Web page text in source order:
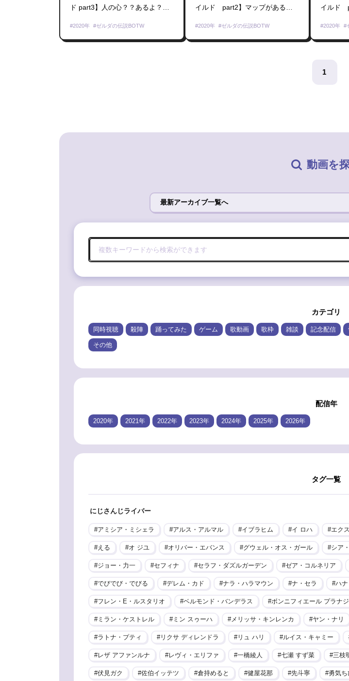
ド part3】人の心？？あるよ？？
尾景】
2020年 ゼルダの伝説BOTW
イルド part2】マップがあるっ
2020年 ゼルダの伝説BOTW
イルド
【ゼル
2020年
1
動画を
最新アーカイブ一覧へ
カテゴリ
同時視聴 殺陣 踊ってみた ゲーム 歌動画 歌枠 雑談 記念配信
その他
配信年
2020年 2021年 2022年 2023年 2024年 2025年 2026年
タグ一覧
にじさんじライバー
アミシア・ミシェラ アルス・アルマル イブラヒム イ ロハ エク
える オ ジユ オリバー・エバンス グウェル・オス・ガール シア
ジョー・力一 セフィナ セラフ・ダズルガーデン ゼア・コルネリア
でびでび・でびる デレム・カド ナラ・ハラマウン ナ・セラ ハ
フレン・E・ルスタリオ ベルモンド・バンデラス ボンニフィエール プラナ
ミラン・ケストレル ミン スゥーハ メリッサ・キンレンカ ヤン・ナリ
ラトナ・プティ リクサ ディレンドラ リュ ハリ ルイス・キャミー
レザ アファンルナ レヴィ・エリファ 一橋綾人 七瀬 すず菜 三枝
伏見ガク 佐伯イッテツ 倉持めると 健屋花那 先斗寧 勇気ち